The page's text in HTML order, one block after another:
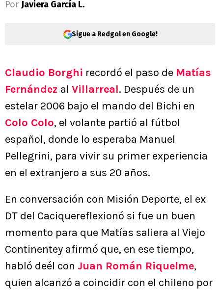
Por Javiera García L.
Sigue a Redgol en Google!
Claudio Borghi recordó el paso de Matías
Fernández al Villarreal. Después de un
estelar 2006 bajo el mando del Bichi en
Colo Colo, el volante partió al fútbol
español, donde lo esperaba Manuel
Pellegrini, para vivir su primer experiencia
en el extranjero a sus 20 años.
En conversación con Misión Deporte, el ex
DT del Caciquereflexionó si fue un buen
momento para que Matías saliera al Viejo
Continentey afirmó que, en ese tiempo,
habló deél con Juan Román Riquelme,
quien alcanzó a coincidir con el chileno por